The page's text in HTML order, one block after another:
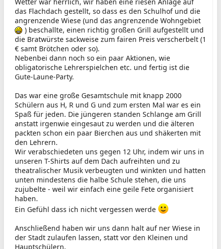
das Flachdach gestellt, so dass es den Schulhof und die
angrenzende Wiese (und das angrenzende Wohngebiet
) beschallte, einen richtig großen Grill aufgestellt und
die Bratwürste sackweise zum fairen Preis verscherbelt (1
€ samt Brötchen oder so).
Nebenbei dann noch so ein paar Aktionen, wie
obligatorische Lehrerspielchen etc. und fertig ist die
Gute-Laune-Party.
Das war eine große Gesamtschule mit knapp 2000
Schülern aus H, R und G und zum ersten Mal war es ein
Spaß für jeden. Die jüngeren standen Schlange am Grill
anstatt irgenwie eingesaut zu werden und die älteren
packten schon ein paar Bierchen aus und shäkerten mit
den Lehrern.
Wir verabschiedeten uns gegen 12 Uhr, indem wir uns in
unseren T-Shirts auf dem Dach aufreihten und zu
theatralischer Musik verbeugten und winkten und hatten
unten mindestens die halbe Schule stehen, die uns
zujubelte - weil wir einfach eine geile Fete organisiert
haben.
Ein Gefühl dass ich nicht vergessen werde
Anschließend haben wir uns dann halt auf ner Wiese in
der Stadt zulaufen lassen, statt vor den Kleinen und
Hauptschülern.